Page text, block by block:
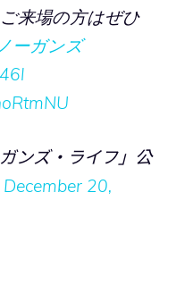
来場の方はぜひ
ーガンズ
ンズ・ライフ」公
December 20,